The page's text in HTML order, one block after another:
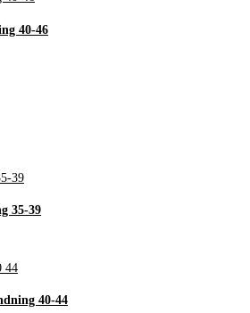
40-46
35-39
40-44